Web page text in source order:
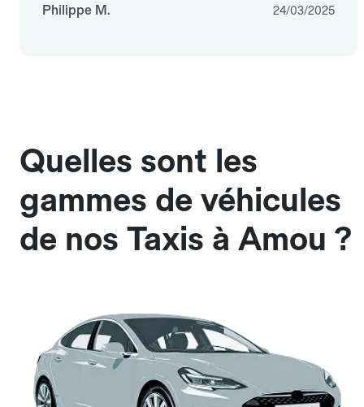
Philippe M. 24/03/2025
Quelles sont les
gammes de véhicules
de nos Taxis à Amou ?